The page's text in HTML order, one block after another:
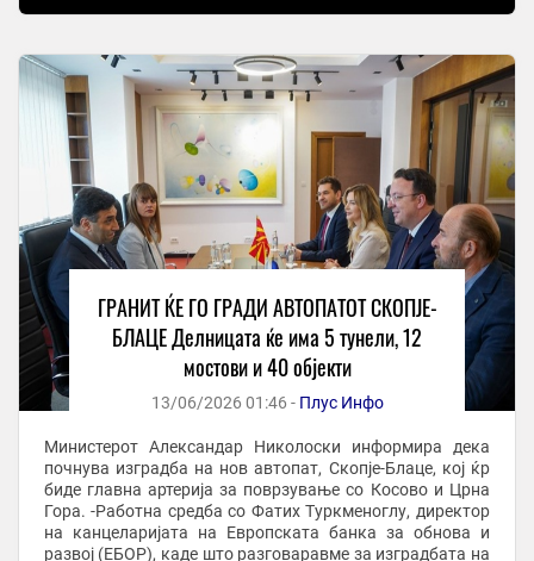
ГРАНИТ ЌЕ ГО ГРАДИ АВТОПАТОТ СКОПЈЕ-
БЛАЦЕ Делницата ќе има 5 тунели, 12
мостови и 40 објекти
13/06/2026 01:46 - Плус Инфо
Министерот Александар Николоски информира дека
почнува изградба на нов автопат, Скопје-Блаце, кој ќр
биде главна артерија за поврзување со Косово и Црна
Гора. -Работна средба со Фатих Туркменоглу, директор
на канцеларијата на Европската банка за обнова и
развој (ЕБОР), каде што разговаравме за изградбата на